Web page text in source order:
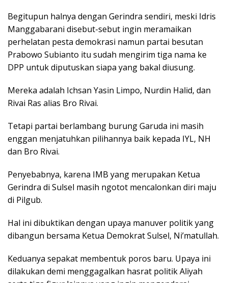
Begitupun halnya dengan Gerindra sendiri, meski Idris
Manggabarani disebut-sebut ingin meramaikan
perhelatan pesta demokrasi namun partai besutan
Prabowo Subianto itu sudah mengirim tiga nama ke
DPP untuk diputuskan siapa yang bakal diusung.
Mereka adalah Ichsan Yasin Limpo, Nurdin Halid, dan
Rivai Ras alias Bro Rivai.
Tetapi partai berlambang burung Garuda ini masih
enggan menjatuhkan pilihannya baik kepada IYL, NH
dan Bro Rivai.
Penyebabnya, karena IMB yang merupakan Ketua
Gerindra di Sulsel masih ngotot mencalonkan diri maju
di Pilgub.
Hal ini dibuktikan dengan upaya manuver politik yang
dibangun bersama Ketua Demokrat Sulsel, Ni’matullah.
Keduanya sepakat membentuk poros baru. Upaya ini
dilakukan demi menggagalkan hasrat politik Aliyah